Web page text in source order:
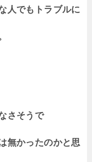
人でもトラブルに
さそうで
無かったのかと思